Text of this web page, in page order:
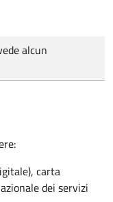
alcun
carta
dei servizi